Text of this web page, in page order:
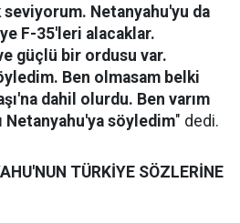
seviyorum. Netanyahu'yu da
F-35'leri alacaklar.
güçlü bir ordusu var.
Ben olmasam belki
dahil olurdu. Ben varım
Netanyahu'ya söyledim" dedi.
TÜRKİYE SÖZLERİNE